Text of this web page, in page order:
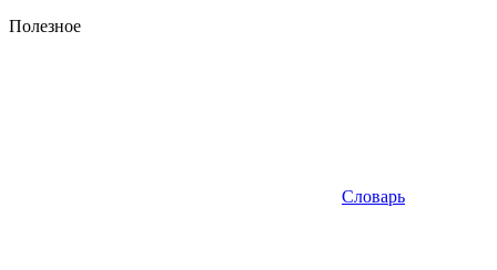
Полезное
Словарь